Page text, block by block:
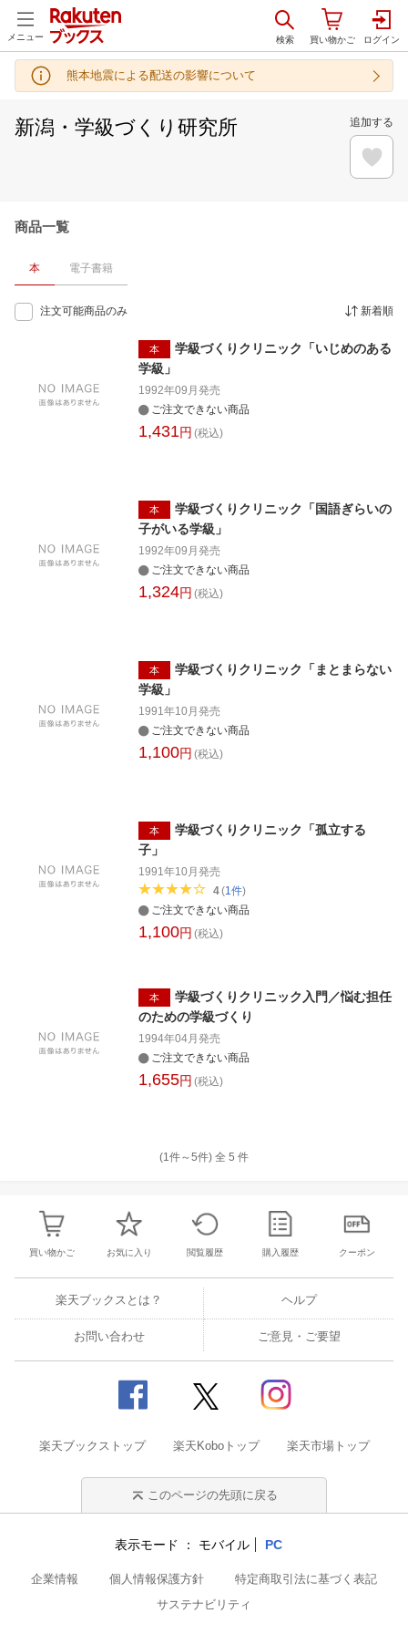
メニュー
熊本地震による配送の影響について
新潟・学級づくり研究所 追加する
商品一覧
本 電子書籍
注文可能商品のみ 新着順
本
学級づくりクリニック「いじめのある
学級」
1992年09月 発売
ご注文できない商品
1,431円 (税込)
本
学級づくりクリニック「国語ぎらいの
子がいる学級」
1992年09月 発売
ご注文できない商品
1,324円 (税込)
本
学級づくりクリニック「まとまらない
学級」
1991年10月 発売
ご注文できない商品
1,100円 (税込)
本
学級づくりクリニック「孤立する
子」
1991年10月 発売
4(1件)
ご注文できない商品
1,100円 (税込)
本
学級づくりクリニック入門／悩む担任
のための学級づくり
1994年04月 発売
ご注文できない商品
1,655円 (税込)
(1件～5件) 全 5 件
買い物かご お気に入り 閲覧履歴 購入履歴 クーポン
楽天ブックスとは？ ヘルプ
お問い合わせ ご意見・ご要望
楽天ブックストップ 楽天Koboトップ 楽天市場トップ
このページの先頭に戻る
表示モード モバイル PC
企業情報 個人情報保護方針
特定商取引法に基づく表記
サステナビリティ